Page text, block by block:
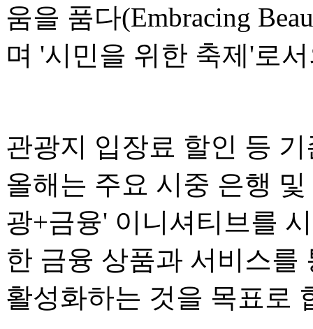
움을 품다(Embracing
며 '시민을 위한 축제'로
관광지 입장료 할인 등
올해는 주요 시중 은행
광+금융' 이니셔티브를
한 금융 상품과 서비스를
활성화하는 것을 목표로